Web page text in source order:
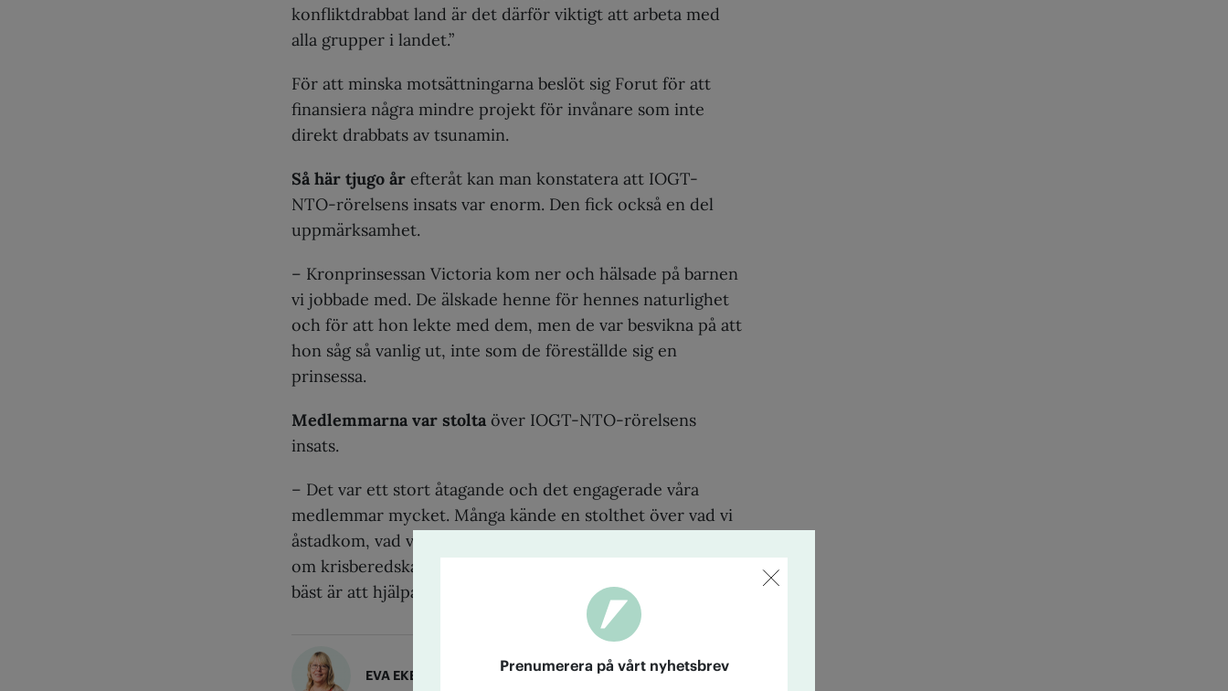
konfliktdrabbat land är det därför viktigt att arbeta med
alla grupper i landet.”
För att minska motsättningarna beslöt sig Forut för att
finansiera några mindre projekt för invånare som inte
direkt drabbats av tsunamin.
Så här tjugo årefteråt kan man konstatera att IOGT-
NTO-rörelsens insats var enorm. Den fick också en del
uppmärksamhet.
– Kronprinsessan Victoria kom ner och hälsade på barnen
vi jobbade med. De älskade henne för hennes naturlighet
och för att hon lekte med dem, men de var besvikna på att
hon såg så vanlig ut, inte som de föreställde sig en
prinsessa.
Medlemmarna var stoltaöver IOGT-NTO-rörelsens
insats.
– Det var ett stort åtagande och det engagerade våra
medlemmar mycket. Många kände en stolthet över vad vi
åstadkom, vad vi klarade att genomföra. Nu när vi pratar
om krisberedskap är det bra minnas att det som fungerar
bäst är att hjälpas åt och jobba tillsammans.
EVA EKEROTH
Prenumerera på vårt nyhetsbrev